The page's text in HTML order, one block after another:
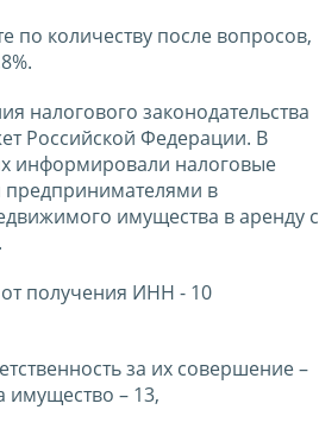
по количеству после вопросов,
налогового законодательства
Российской Федерации. В
информировали налоговые
в
имущества в аренду с
получения ИНН - 10
за их совершение –
имущество – 13,